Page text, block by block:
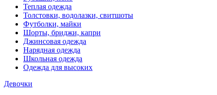
Теплая одежда
Толстовки, водолазки, свитшоты
Футболки, майки
Шорты, бриджи, капри
Джинсовая одежда
Нарядная одежда
Школьная одежда
Одежда для высоких
Девочки